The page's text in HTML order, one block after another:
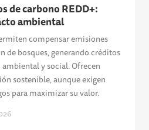
de carbono REDD+:
ambiental
compensar emisiones
de bosques, generando créditos
y social. Ofrecen
sostenible, aunque exigen
para maximizar su valor.